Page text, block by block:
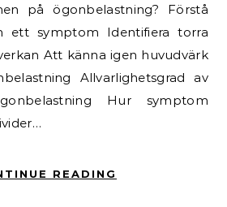
på ögonbelastning? Förstå
ett symptom Identifiera torra
Att känna igen huvudvärk
Allvarlighetsgrad av
Hur symptom
READING